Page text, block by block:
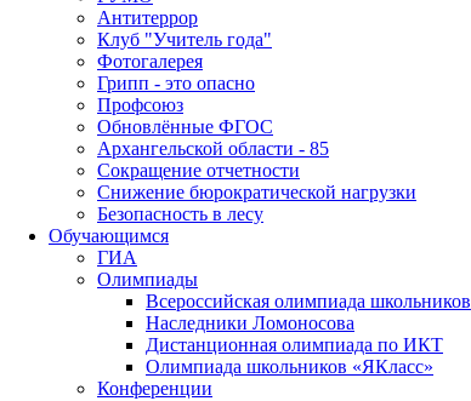
Антитеррор
Клуб "Учитель года"
Фотогалерея
Грипп - это опасно
Профсоюз
Обновлённые ФГОС
Архангельской области - 85
Сокращение отчетности
Снижение бюрократической нагрузки
Безопасность в лесу
Обучающимся
ГИА
Олимпиады
Всероссийская олимпиада школьников
Наследники Ломоносова
Дистанционная олимпиада по ИКТ
Олимпиада школьников «ЯКласс»
Конференции